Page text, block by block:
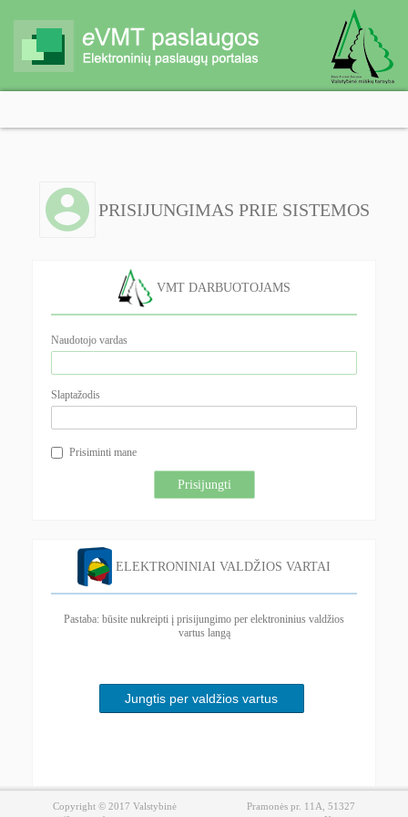
PRISIJUNGIMAS PRIE SISTEMOS
VMT DARBUOTOJAMS
Naudotojo vardas
Slaptažodis
Prisiminti mane
Prisijungti
ELEKTRONINIAI VALDŽIOS VARTAI
Pastaba: būsite nukreipti į prisijungimo per elektroninius valdžios
vartus langą
Jungtis per valdžios vartus
Copyright © 2017 Valstybinė
Pramonės pr. 11A, 51327